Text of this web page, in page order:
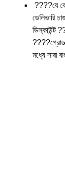
????যে
ডেলিভারি
ডিস্কাউন্ট
মধ্যে সারা